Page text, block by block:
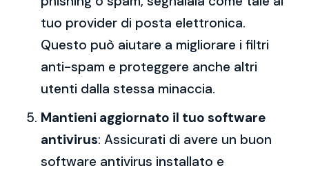
tuo provider di posta elettronica.
Questo può aiutare a migliorare i filtri
anti-spam e proteggere anche altri
utenti dalla stessa minaccia.
Mantieni aggiornato il tuo software
antivirus: Assicurati di avere un buon
software antivirus installato e